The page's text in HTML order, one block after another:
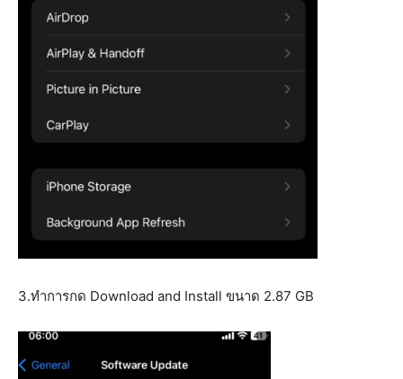
3.ทำการกด Download and Install ขนาด 2.87 GB